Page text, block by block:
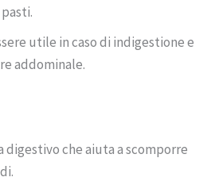
utile in caso di indigestione e
addominale.
digestivo che aiuta a scomporre